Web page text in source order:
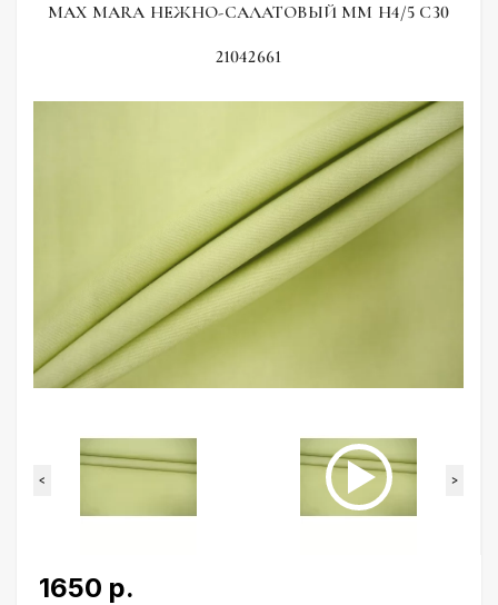
MAX MARA НЕЖНО-САЛАТОВЫЙ MM H4/5 C30
21042661
< >
1650 р.